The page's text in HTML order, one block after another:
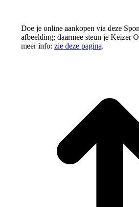
Doe je online aankopen via deze
afbeelding; daarmee steun je Keizer
meer info: zie deze pagina.